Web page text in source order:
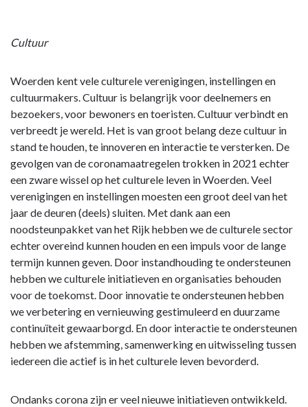
navigatie
Cultuur,
economie
milieu
Overige
ontwikkelingen
Corona
Cultuur
Woerden kent vele culturele verenigingen, instellingen en
cultuurmakers. Cultuur is belangrijk voor deelnemers en
bezoekers, voor bewoners en toeristen. Cultuur verbindt en
verbreedt je wereld. Het is van groot belang deze cultuur in
stand te houden, te innoveren en interactie te versterken. De
gevolgen van de coronamaatregelen trokken in 2021 echter
een zware wissel op het culturele leven in Woerden. Veel
verenigingen en instellingen moesten een groot deel van het
jaar de deuren (deels) sluiten. Met dank aan een
noodsteunpakket van het Rijk hebben we de culturele sector
echter overeind kunnen houden en een impuls voor de lange
termijn kunnen geven. Door instandhouding te ondersteunen
hebben we culturele initiatieven en organisaties behouden
voor de toekomst. Door innovatie te ondersteunen hebben
we verbetering en vernieuwing gestimuleerd en duurzame
continuïteit gewaarborgd. En door interactie te ondersteunen
hebben we afstemming, samenwerking en uitwisseling tussen
iedereen die actief is in het culturele leven bevorderd.
Ondanks corona zijn er veel nieuwe initiatieven ontwikkeld.